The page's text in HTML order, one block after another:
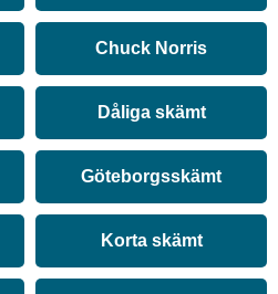
Chuck Norris
Dåliga skämt
Göteborgsskämt
Korta skämt